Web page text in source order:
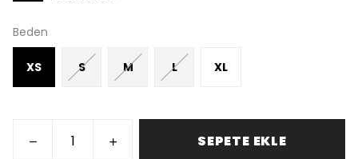
Beden
XS S M L XL
SEPETE EKLE